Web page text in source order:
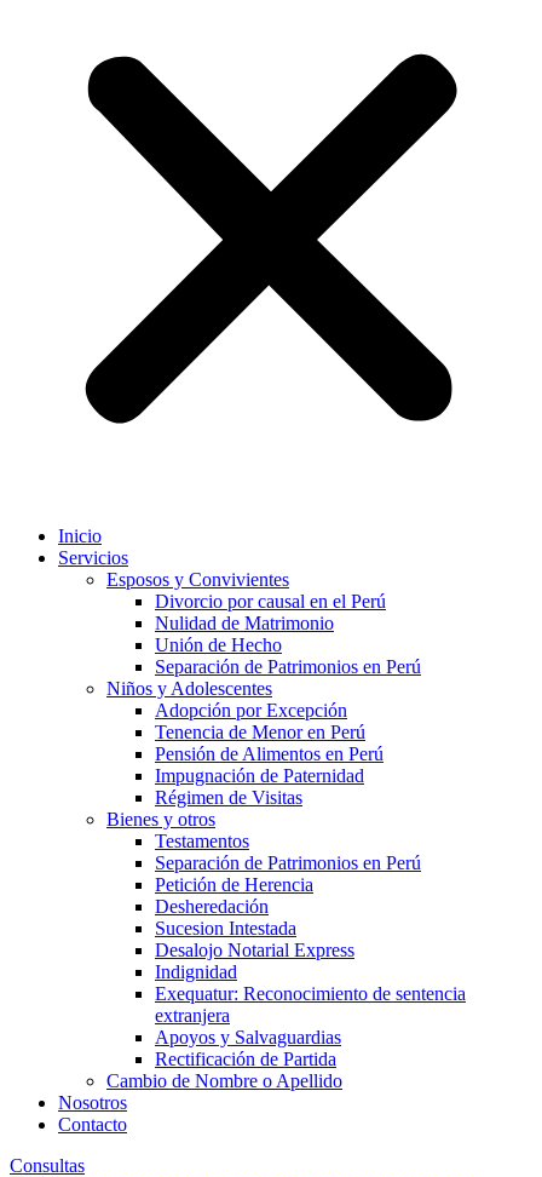
Inicio
Servicios
Esposos y Convivientes
Divorcio por causal en el Perú
Nulidad de Matrimonio
Unión de Hecho
Separación de Patrimonios en Perú
Niños y Adolescentes
Adopción por Excepción
Tenencia de Menor en Perú
Pensión de Alimentos en Perú
Impugnación de Paternidad
Régimen de Visitas
Bienes y otros
Testamentos
Separación de Patrimonios en Perú
Petición de Herencia
Desheredación
Sucesion Intestada
Desalojo Notarial Express
Indignidad
Exequatur: Reconocimiento de sentencia
extranjera
Apoyos y Salvaguardias
Rectificación de Partida
Cambio de Nombre o Apellido
Nosotros
Contacto
Consultas